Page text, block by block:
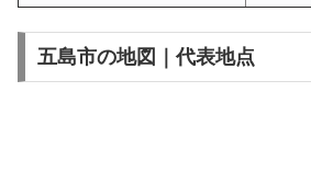
五島市の地図｜代表地点